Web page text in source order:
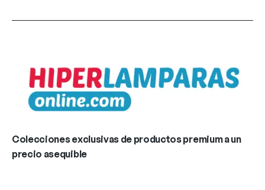
Colecciones exclusivas de productos premium a un
precio asequible